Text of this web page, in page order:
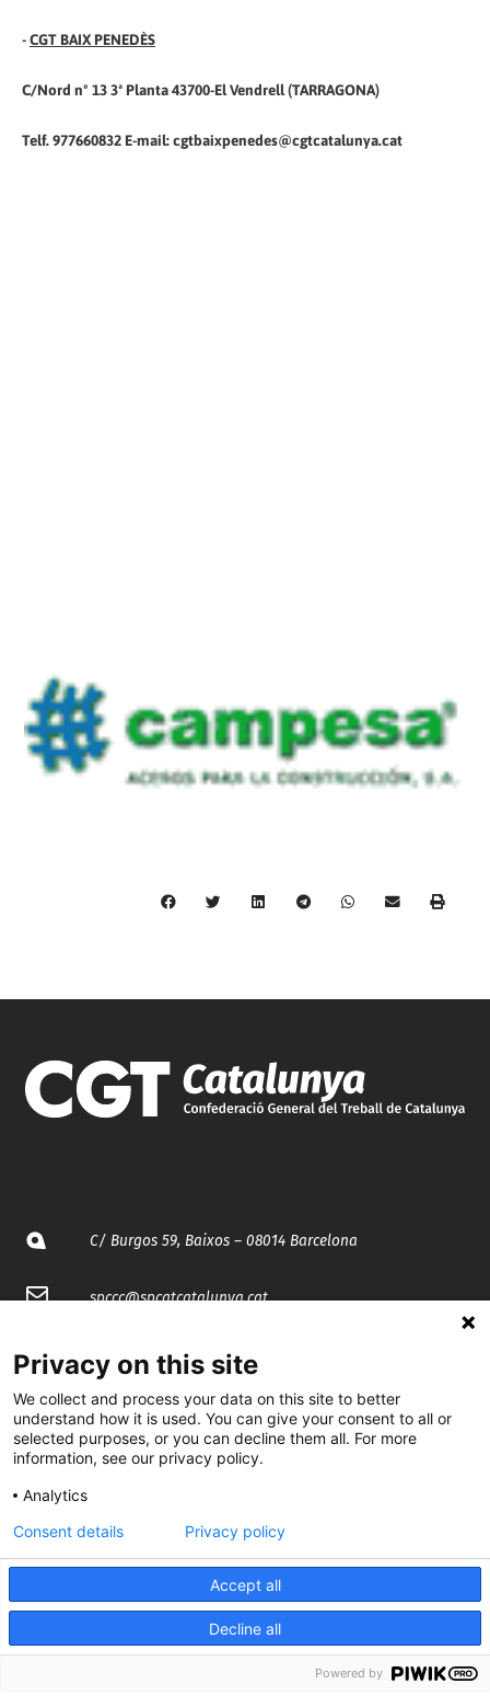
-CGT BAIX PENEDÈS
C/Nord nº 13 3ª Planta 43700-El Vendrell (TARRAGONA)
Telf. 977660832 E-mail: cgtbaixpenedes@cgtcatalunya.cat
C/ Burgos 59, Baixos – 08014 Barcelona
spccc@spcgtcatalunya.cat
@CGTCatalunya
cgtcatalunya
CGTCatalunya
cgtcatalunya
Desenvolupat per
Privacy on this site
We collect and process your data on this site to better
understand how it is used. You can give your consent to all or
selected purposes, or you can decline them all. For more
information, see our privacy policy.
Analytics
Accept all
Decline all
Consent details Privacy policy
Powered by